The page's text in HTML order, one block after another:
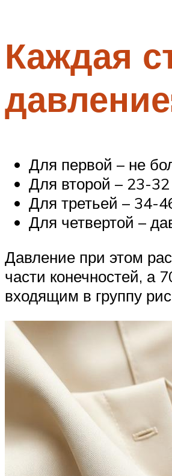
Каждая
Для первой – не
Для второй – 23-
Для третьей – 34-
Для четвертой –
Давление при этом
части конечностей, а
входящим в группу